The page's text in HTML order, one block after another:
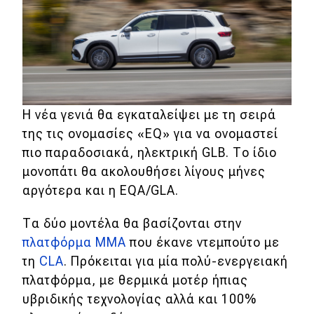
MOTO
Μεταχειρισμένο
Οδηγός αγοράς
Συμβουλές
Χρηστικά
ΚΤΕΟ
Οδική βοήθεια
Η νέα γενιά θα εγκαταλείψει με τη σειρά
της τις ονομασίες «EQ» για να ονομαστεί
πιο παραδοσιακά, ηλεκτρική GLB. Το ίδιο
μονοπάτι θα ακολουθήσει λίγους μήνες
αργότερα και η EQA/GLA.
Τα δύο μοντέλα θα βασίζονται στην
πλατφόρμα MMA που έκανε ντεμπούτο με
τη CLA. Πρόκειται για μία πολύ-ενεργειακή
πλατφόρμα, με θερμικά μοτέρ ήπιας
υβριδικής τεχνολογίας αλλά και 100%